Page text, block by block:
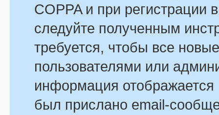
COPPA и при регистрации
следуйте полученным
требуется, чтобы все
пользователями или
информация отображается
был прислано email-